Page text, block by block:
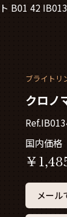
B01 42
ブライトリ
クロノ
国内価格
￥
メール